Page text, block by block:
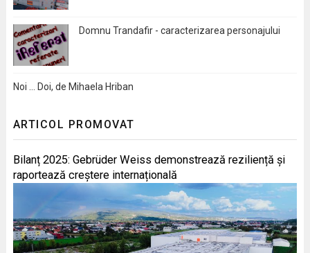
Domnu Trandafir - caracterizarea personajului
Noi … Doi, de Mihaela Hriban
ARTICOL PROMOVAT
Bilanț 2025: Gebrüder Weiss demonstrează reziliență și
raportează creștere internațională